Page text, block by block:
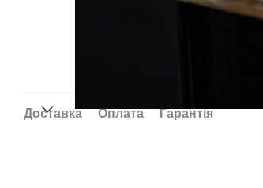
Доставка Оплата Гарантія